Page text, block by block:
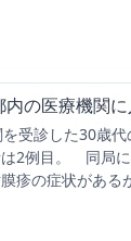
内の医療機関
受診した30歳
2例目。 同局
疹の症状がある